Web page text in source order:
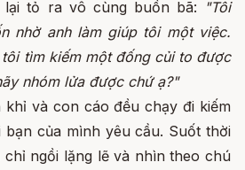
tỏ ra vô cùng buồn bã: "Tôi
nhờ anh làm giúp tôi một việc.
tìm kiếm một đống củi to được
nhóm lửa được chứ ạ?"
và con cáo đều chạy đi kiếm
của mình yêu cầu. Suốt thời
chỉ ngồi lặng lẽ và nhìn theo chú